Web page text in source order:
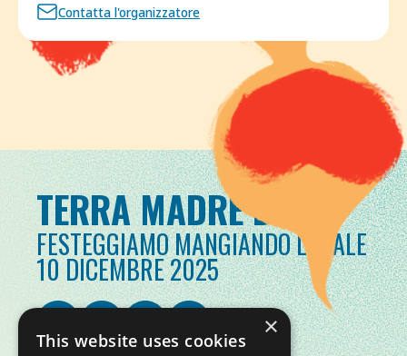
Contatta l'organizzatore
TERRA MADRE DAY
FESTEGGIAMO MANGIANDO LOCALE
10 DICEMBRE 2025
×
This website uses cookies